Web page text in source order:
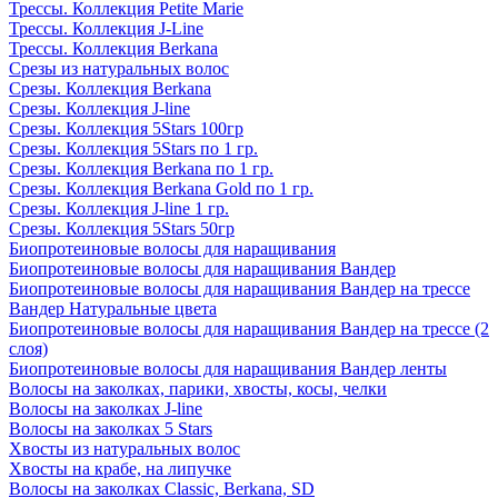
Трессы. Коллекция Petite Marie
Трессы. Коллекция J-Line
Трессы. Коллекция Berkana
Срезы из натуральных волос
Срезы. Коллекция Berkana
Срезы. Коллекция J-line
Срезы. Коллекция 5Stars 100гр
Срезы. Коллекция 5Stars по 1 гр.
Срезы. Коллекция Berkana по 1 гр.
Срезы. Коллекция Berkana Gold по 1 гр.
Срезы. Коллекция J-line 1 гр.
Срезы. Коллекция 5Stars 50гр
Биопротеиновые волосы для наращивания
Биопротеиновые волосы для наращивания Вандер
Биопротеиновые волосы для наращивания Вандер на трессе
Вандер Натуральные цвета
Биопротеиновые волосы для наращивания Вандер на трессе (2
слоя)
Биопротеиновые волосы для наращивания Вандер ленты
Волосы на заколках, парики, хвосты, косы, челки
Волосы на заколках J-line
Волосы на заколках 5 Stars
Хвосты из натуральных волос
Хвосты на крабе, на липучке
Волосы на заколках Classic, Berkana, SD